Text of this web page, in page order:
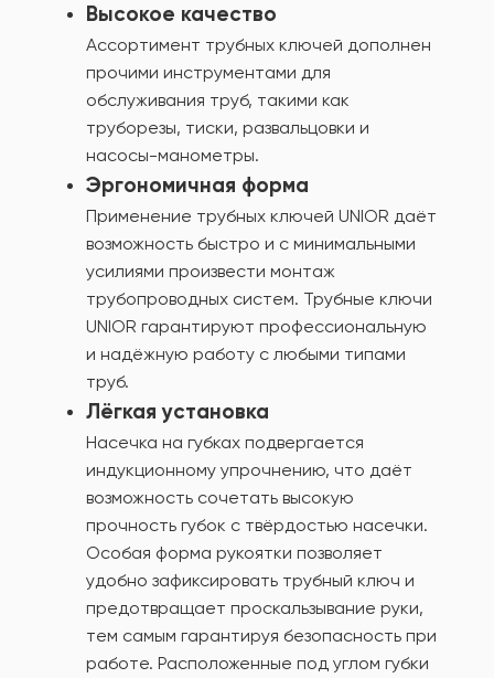
Высокое качество
Ассортимент трубных ключей дополнен
прочими инструментами для
обслуживания труб, такими как
труборезы, тиски, развальцовки и
насосы-манометры.
Эргономичная форма
Применение трубных ключей UNIOR даёт
возможность быстро и с минимальными
усилиями произвести монтаж
трубопроводных систем. Трубные ключи
UNIOR гарантируют профессиональную
и надёжную работу с любыми типами
труб.
Лёгкая установка
Насечка на губках подвергается
индукционному упрочнению, что даёт
возможность сочетать высокую
прочность губок с твёрдостью насечки.
Особая форма рукоятки позволяет
удобно зафиксировать трубный ключ и
предотвращает проскальзывание руки,
тем самым гарантируя безопасность при
работе. Расположенные под углом губки